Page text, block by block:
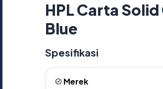
HPL Carta Solid
Blue
Spesifikasi
Merek